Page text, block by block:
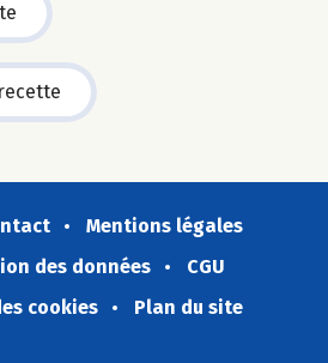
Mentions légales
des données
CGU
cookies
Plan du site